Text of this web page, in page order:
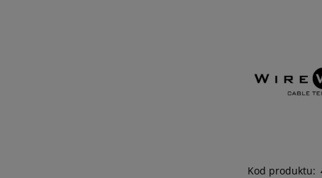
Kod produktu: